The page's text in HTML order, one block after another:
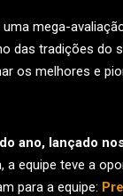
mega-
das tradições do
os melhores e
ano, lançado
equipe teve a
para a equipe: